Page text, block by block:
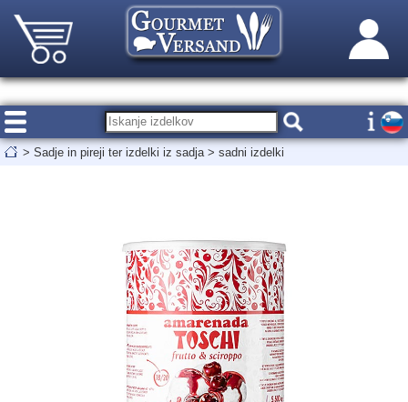
> Sadje in pireji ter izdelki iz sadja > sadni izdelki